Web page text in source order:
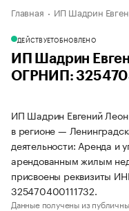
Главная ИП Шадрин
ДЕЙСТВУЕТОБНОВЛЕНО
ИП Шадрин
ОГРНИП:
ИП Шадрин Евгений
в регионе —
деятельности: Аренда и
арендованным жилым
присвоены реквизиты
325470400111732.
Данные получены из